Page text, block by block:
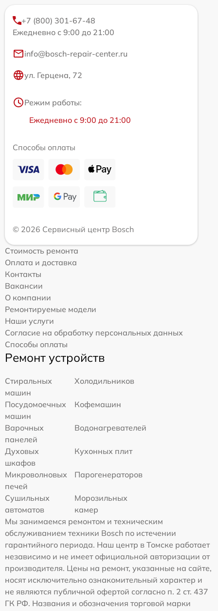
+7 (800) 301-67-48
Ежедневно с 9:00 до 21:00
info@bosch-repair-center.ru
ул. Герцена, 72
Режим работы:
Ежедневно с 9:00 до 21:00
Способы оплаты
© 2026 Сервисный центр Bosch
Стоимость ремонта
Оплата и доставка
Контакты
Вакансии
О компании
Ремонтируемые модели
Наши услуги
Согласие на обработку персональных данных
Способы оплаты
Ремонт устройств
Стиральных
машин
Холодильников
Посудомоечных
машин
Кофемашин
Варочных
панелей
Водонагревателей
Духовых
шкафов
Кухонных плит
Микроволновых
печей
Парогенераторов
Сушильных
автоматов
Морозильных
камер
Мы занимаемся ремонтом и техническим
обслуживанием техники Bosch по истечении
гарантийного периода. Наш центр в Томске работает
независимо и не имеет официальной авторизации от
производителя. Цены на ремонт, указанные на сайте,
носят исключительно ознакомительный характер и
не являются публичной офертой согласно п. 2 ст. 437
ГК РФ. Названия и обозначения торговой марки